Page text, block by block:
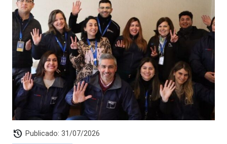
history Publicado: 31/07/2026